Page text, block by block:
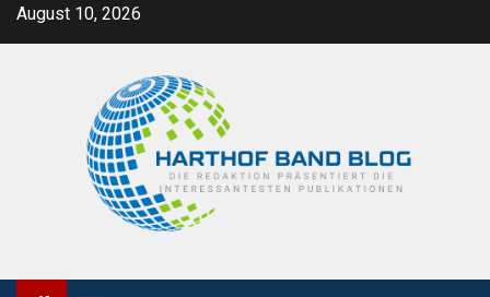
ZumAugust 10, 2026